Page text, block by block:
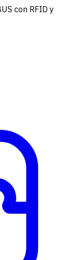
con RFID y